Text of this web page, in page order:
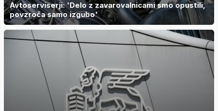
Avtoserviserji: 'Delo z zavarovalnicami smo opustili,
povzroča samo izgubo'